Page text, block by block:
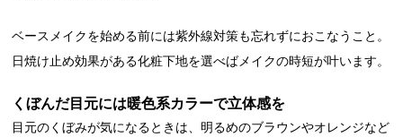
ベースメイクを始める前には紫外線対策も忘れずにおこなうこと。
日焼け止め効果がある化粧下地を選べばメイクの時短が叶います。
くぼんだ目元には暖色系カラーで立体感を
目元のくぼみが気になるときは、明るめのブラウンやオレンジなど